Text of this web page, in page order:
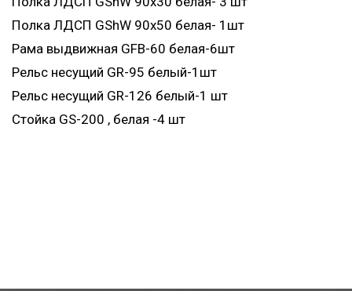
Полка ЛДСП GShW 90х50 белая- 1шт
Рама выдвижная GFB-60 белая-6шт
Рельс несущий GR-95 белый-1шт
Рельс несущий GR-126 белый-1 шт
Стойка GS-200 , белая -4 шт